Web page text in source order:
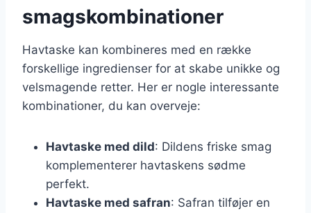
smagskombinationer
Havtaske kan kombineres med en række
forskellige ingredienser for at skabe unikke og
velsmagende retter. Her er nogle interessante
kombinationer, du kan overveje:
Havtaske med dild: Dildens friske smag
komplementerer havtaskens sødme
perfekt.
Havtaske med safran: Safran tilføjer en